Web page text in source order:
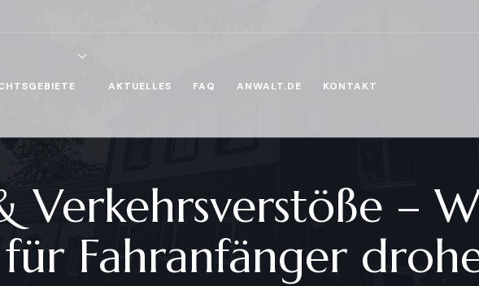
AKTUELLES FAQ ANWALT.DE KONTAKT
Verkehrsverstöße –
Fahranfänger